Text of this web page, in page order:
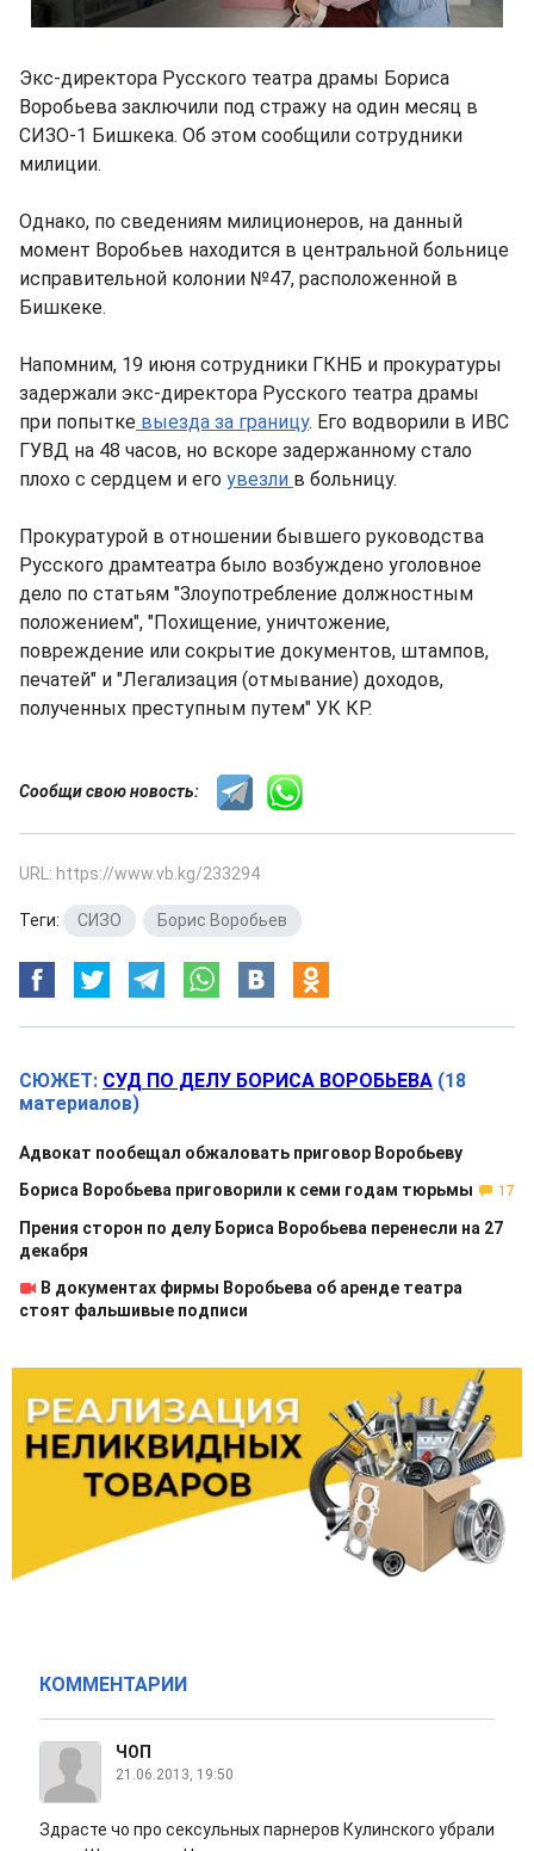
Экс-директора Русского театра драмы Бориса
Воробьева заключили под стражу на один месяц в
СИЗО-1 Бишкека. Об этом сообщили сотрудники
милиции.
Однако, по сведениям милиционеров, на данный
момент Воробьев находится в центральной больнице
исправительной колонии №47, расположенной в
Бишкеке.
Напомним, 19 июня сотрудники ГКНБ и прокуратуры
задержали экс-директора Русского театра драмы
при попытке выезда за границу. Его водворили в ИВС
ГУВД на 48 часов, но вскоре задержанному стало
плохо с сердцем и его увезли в больницу.
Прокуратурой в отношении бывшего руководства
Русского драмтеатра было возбуждено уголовное
дело по статьям "Злоупотребление должностным
положением", "Похищение, уничтожение,
повреждение или сокрытие документов, штампов,
печатей" и "Легализация (отмывание) доходов,
полученных преступным путем" УК КР.
Сообщи свою новость:
URL: https://www.vb.kg/233294
Теги: СИЗО Борис Воробьев
СЮЖЕТ: СУД ПО ДЕЛУ БОРИСА ВОРОБЬЕВА (18
материалов)
Адвокат пообещал обжаловать приговор Воробьеву
Бориса Воробьева приговорили к семи годам тюрьмы
17
Прения сторон по делу Бориса Воробьева перенесли на 27
декабря
В документах фирмы Воробьева об аренде театра
стоят фальшивые подписи
КОММЕНТАРИИ
ЧОП
21.06.2013, 19:50
Здрасте чо про сексульных парнеров Кулинского убрали